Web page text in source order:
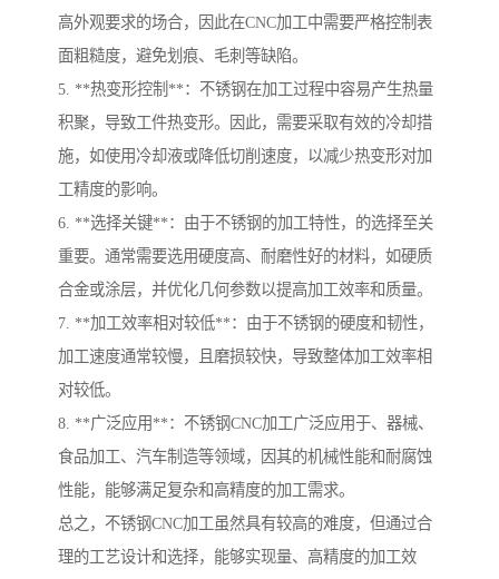
高外观要求的场合，因此在CNC加工中需要严格控制表
面粗糙度，避免划痕、毛刺等缺陷。
5. **热变形控制**：不锈钢在加工过程中容易产生热量
积聚，导致工件热变形。因此，需要采取有效的冷却措
施，如使用冷却液或降低切削速度，以减少热变形对加
工精度的影响。
6. **选择关键**：由于不锈钢的加工特性，的选择至关
重要。通常需要选用硬度高、耐磨性好的材料，如硬质
合金或涂层，并优化几何参数以提高加工效率和质量。
7. **加工效率相对较低**：由于不锈钢的硬度和韧性，
加工速度通常较慢，且磨损较快，导致整体加工效率相
对较低。
8. **广泛应用**：不锈钢CNC加工广泛应用于、器械、
食品加工、汽车制造等领域，因其的机械性能和耐腐蚀
性能，能够满足复杂和高精度的加工需求。
总之，不锈钢CNC加工虽然具有较高的难度，但通过合
理的工艺设计和选择，能够实现量、高精度的加工效